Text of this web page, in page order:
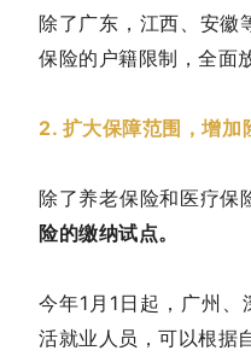
除了广东，江西、安徽
保险的户籍限制，全面
2. 扩大保障范围，增加
除了养老保险和医疗保
险的缴纳试点。
今年1月1日起，广州
活就业人员，可以根据